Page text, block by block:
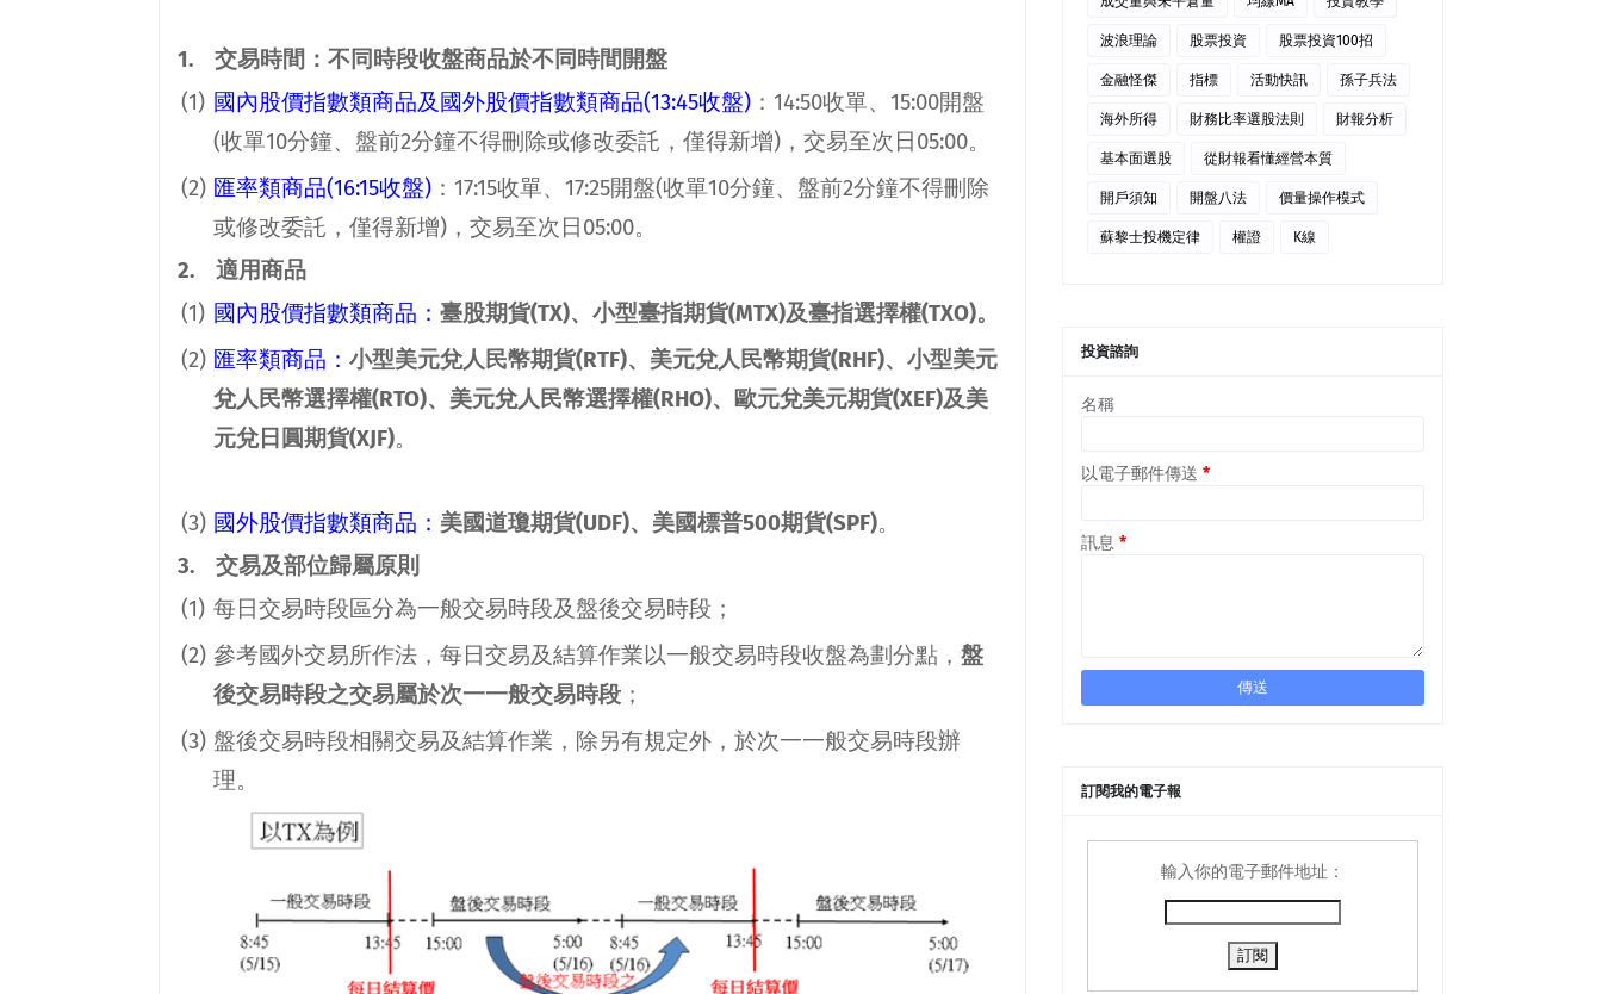
1.
交易時間：不同時段收盤商品於不同時間開盤
(1) 國內股價指數類商品及國外股價指數類商品(13:45收盤) ： 14:50收單、 15:00開盤
(收單10分鐘、盤前2分鐘不得刪除或修改委託，僅得新增) ，交易至次日 05:00。
(2) 匯率類商品(16:15收盤) ： 17:15收單、 17:25開盤(收單10分鐘、盤前2分鐘不得刪除
或修改委託，僅得新增) ，交易至次日 05:00。
2.
適用商品
(1) 國內股價指數類商品： 臺股期貨(TX)、小型臺指期貨(MTX)及臺指選擇權(TXO)。
(2) 匯率類商品： 小型美元兌人民幣期貨(RTF)、美元兌人民幣期貨(RHF)、小型美元
兌人民幣選擇權(RTO)、美元兌人民幣選擇權(RHO)、歐元兌美元期貨(XEF)及美
元兌日圓期貨(XJF)。
(3) 國外股價指數類商品： 美國道瓊期貨(UDF)、美國標普500期貨(SPF)。
3.
交易及部位歸屬原則
(1) 每日交易時段區分為一般交易時段及盤後交易時段；
(2) 參考國外交易所作法，每日交易及結算作業以一般交易時段收盤為劃分點， 盤
後交易時段之交易屬於次一一般交易時段 ；
(3) 盤後交易時段相關交易及結算作業，除另有規定外，於次一一般交易時段辦
理。
波浪理論 股票投資 股票投資100招
金融怪傑 指標 活動快訊 孫子兵法
海外所得 財務比率選股法則 財報分析
基本面選股 從財報看懂經營本質
開戶須知 開盤八法 價量操作模式
蘇黎士投機定律 權證 K線
投資諮詢
名稱
以電子郵件傳送 *
訊息 *
訂閱我的電子報
輸入你的電子郵件地址：